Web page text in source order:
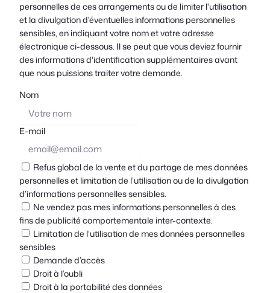
personnelles de ces arrangements ou de limiter l'utilisation
et la divulgation d'éventuelles informations personnelles
sensibles, en indiquant votre nom et votre adresse
électronique ci-dessous. Il se peut que vous deviez fournir
des informations d'identification supplémentaires avant
que nous puissions traiter votre demande.
Nom
E-mail
Refus global de la vente et du partage de mes données
personnelles et limitation de l’utilisation ou de la divulgation
d’informations personnelles sensibles.
Ne vendez pas mes informations personnelles à des
fins de publicité comportementale inter-contexte.
Limitation de l’utilisation de mes données personnelles
sensibles
Demande d’accès
Droit à l’oubli
Droit à la portabilité des données